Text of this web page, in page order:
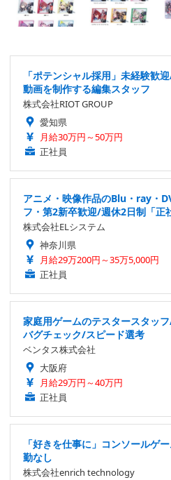
「ポテンシャル採用」未経験歓
動画を制作する編集スタッフ
株式会社RIOT GROUP
愛知県
月給30万円～50万円
正社員
アニメ・映像作品のBlu・ray・
フ・第2新卒歓迎/週休2日制「正
株式会社ELシステム
神奈川県
月給29万200円～35万5,000円
正社員
家庭用ゲームのテスタースタッ
バグチェック/スピード選考
ベンタス株式会社
大阪府
月給29万円～40万円
正社員
「好きを仕事に」コンソールゲ
勤なし
株式会社enrich technology